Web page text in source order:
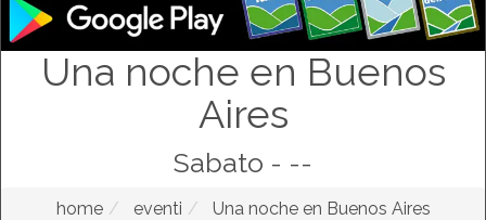
Una noche en Buenos
Aires
Sabato - --
home eventi Una noche en Buenos Aires